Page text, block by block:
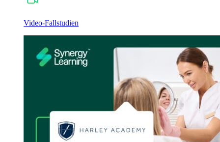
Video-Fallstudien